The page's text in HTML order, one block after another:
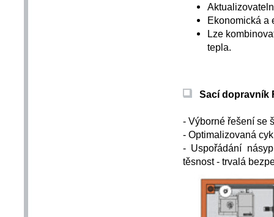
Ekonomická a
Lze
tepla.
Sací dopravník
- Výborné řešení se
- Optimalizovaná
- Uspořádání
těsnost - trvalá